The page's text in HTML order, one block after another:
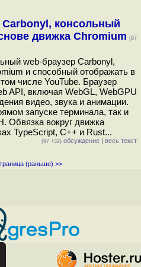
Carbonyl, консольный
движка Chromium (97
web-браузер Carbonyl,
и способный отображать в
числе YouTube. Браузер
API, включая WebGL, WebGPU
видео, звука и анимации.
запуске терминала, так и
Обвязка вокруг движка
TypeScript, C++ и Rust...
(97 +32) обсуждение | весь текст
(раньше) >>